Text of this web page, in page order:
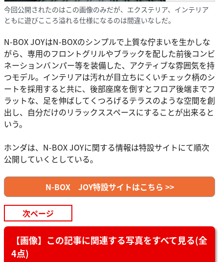
今回公開されたのはこの画像のみだが、エクステリア、インテリア
ともに遊びこころ溢れる仕様になるのは間違いなしだ。
N-BOX JOYはN-BOXのシンプルで上質な佇まいを生かしな
がら、専用のフロントグリルやブラックを配した前後コンビ
ネーションバンパー等を装備した、アクティブな雰囲気を持
つモデル。インテリアは汚れが目立ちにくいチェック柄のシ
ートを採用すると共に、後部座席を倒すとフロア後端までフ
ラットな、足を伸ばしてくつろげるテラスのような空間を創
出し、自分だけのリラックススペースにすることが出来ると
いう。
ホンダは、N-BOX JOYに関する情報は特設サイトにて順次
公開していくとしている。
N-BOX JOY特設サイトはこちら >>
次ページ
【画像】この記事に関連する写真をすべて見る(全
4点)